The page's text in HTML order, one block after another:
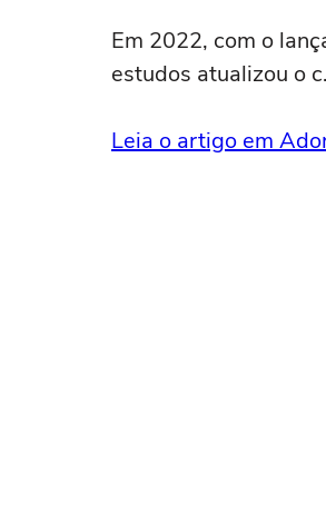
Em 2022, com o
estudos atualizou o
Leia o artigo em